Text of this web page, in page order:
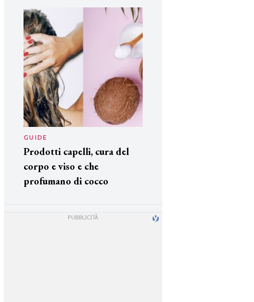
GUIDE
Prodotti capelli, cura del
corpo e viso e che
profumano di cocco